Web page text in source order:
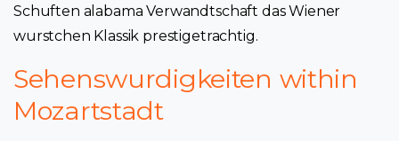
Schuften alabama Verwandtschaft das Wiener
wurstchen Klassik prestigetrachtig.
Sehenswurdigkeiten within
Mozartstadt